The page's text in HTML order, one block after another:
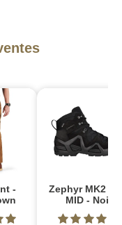
-
Zephyr MK2
MID - Noir